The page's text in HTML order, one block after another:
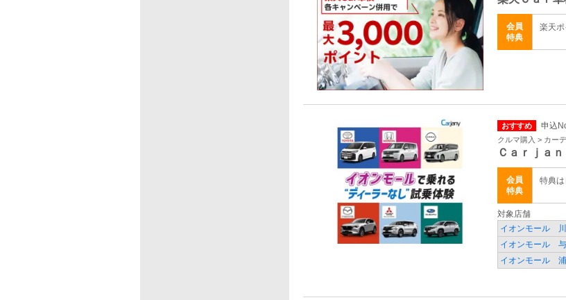
会員
特典
楽天
おすすめ 申込
クルマ購入 > カー
Ｃａｒｊａ
会員
特典
特典
対象店舗
イオンモール
イオンモール
イオンモール